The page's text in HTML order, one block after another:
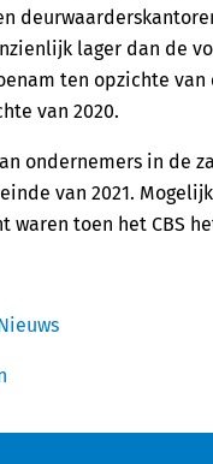
lager dan de
ten opzichte van
van 2020.
ondernemers in de
van 2021.
waren toen het CBS